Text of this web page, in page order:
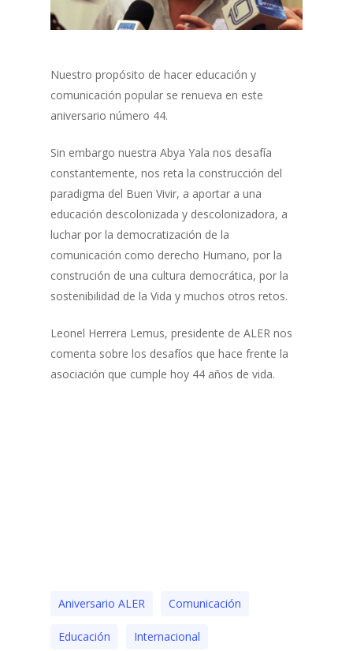
Nuestro propósito de hacer educación y
comunicación popular se renueva en este
aniversario número 44.
Sin embargo nuestra Abya Yala nos desafía
constantemente, nos reta la construcción del
paradigma del Buen Vivir, a aportar a una
educación descolonizada y descolonizadora, a
luchar por la democratización de la
comunicación como derecho Humano, por la
construción de una cultura democrática, por la
sostenibilidad de la Vida y muchos otros retos.
Leonel Herrera Lemus, presidente de ALER nos
comenta sobre los desafíos que hace frente la
asociación que cumple hoy 44 años de vida.
Aniversario ALER Comunicación
Educación Internacional